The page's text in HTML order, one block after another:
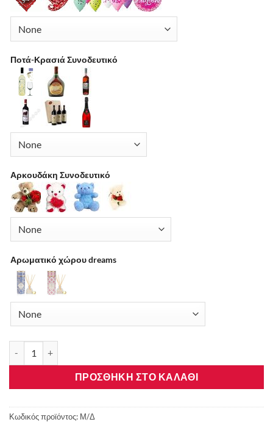
Ποτά-Κρασιά Συνοδευτικό
Αρκουδάκη Συνοδευτικό
Αρωματικό χώρου dreams
ΠΡΟΣΘΉΚΗ ΣΤΟ ΚΑΛΆΘΙ
Κωδικός προϊόντος: Μ/Δ